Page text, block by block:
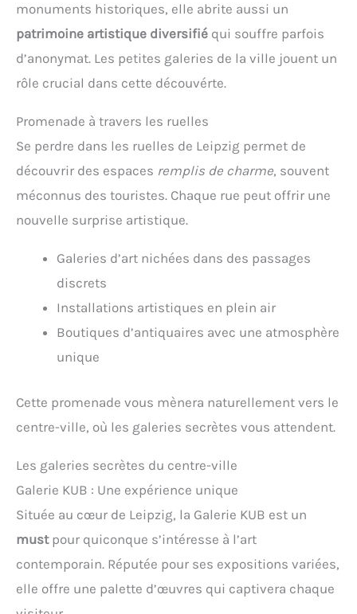
monuments historiques, elle abrite aussi un
patrimoine artistique diversifié qui souffre parfois
d’anonymat. Les petites galeries de la ville jouent un
rôle crucial dans cette découvérte.
Promenade à travers les ruelles
Se perdre dans les ruelles de Leipzig permet de
découvrir des espaces remplis de charme, souvent
méconnus des touristes. Chaque rue peut offrir une
nouvelle surprise artistique.
Galeries d’art nichées dans des passages
discrets
Installations artistiques en plein air
Boutiques d’antiquaires avec une atmosphère
unique
Cette promenade vous mènera naturellement vers le
centre-ville, où les galeries secrètes vous attendent.
Les galeries secrètes du centre-ville
Galerie KUB : Une expérience unique
Située au cœur de Leipzig, la Galerie KUB est un
mustpour quiconque s’intéresse à l’art
contemporain. Réputée pour ses expositions variées,
elle offre une palette d’œuvres qui captivera chaque